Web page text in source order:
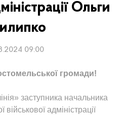
Ольги
09:00
громади!
заступника начальника
адміністрації